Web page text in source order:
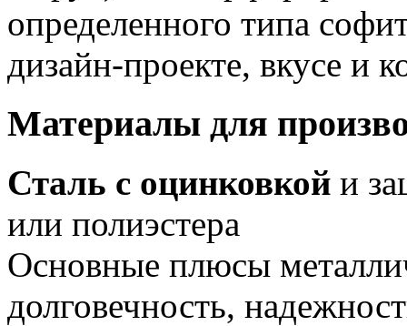
определенного типа
дизайн-проекте, вкусе и
Материалы для
Сталь с оцинковкой и
или полиэстера
Основные плюсы
долговечность,